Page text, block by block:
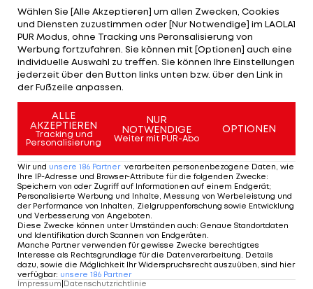
Nachwuchs des HK Jesenice und absolvierte
bereits 104 EBEL-Partien. Weiters wird der Vertrag
mit Defender Igor Cvetek um ein Jahr verlängert.
Der 25-Jährige spielt bereits seit zehn Jahren bei
den Slowenen. Verzichten wird Ljubljana hingegen
künftig auf die Dienste von David Sefic.
Mehr zum Thema
Wählen Sie [Alle Akzeptieren] um allen Zwecken, Cookies
und Diensten zuzustimmen oder [Nur Notwendige] im LAOLA1
PUR Modus, ohne Tracking uns Peronsalisierung von
Werbung fortzufahren. Sie können mit [Optionen] auch eine
individuelle Auswahl zu treffen. Sie können Ihre Einstellungen
jederzeit über den Button links unten bzw. über den Link in
der Fußzeile anpassen.
ALLE
AKZEPTIEREN
Tracking und
Personalisierung
NUR
NOTWENDIGE
Weiter mit PUR-Abo
OPTIONEN
Wir und unsere 186 Partner verarbeiten personenbezogene Daten, wie
Ihre IP-Adresse und Browser-Attribute für die folgenden Zwecke:
Speichern von oder Zugriff auf Informationen auf einem Endgerät;
Personalisierte Werbung und Inhalte, Messung von Werbeleistung und
der Performance von Inhalten, Zielgruppenforschung sowie Entwicklung
und Verbesserung von Angeboten.
Diese Zwecke können unter Umständen auch: Genaue Standortdaten
und Identifikation durch Scannen von Endgeräten.
Manche Partner verwenden für gewisse Zwecke berechtigtes
Interesse als Rechtsgrundlage für die Datenverarbeitung. Details
dazu, sowie die Möglichkeit Ihr Widerspruchsrecht auszuüben, sind hier
verfügbar: unsere 186 Partner
Impressum Datenschutzrichtlinie